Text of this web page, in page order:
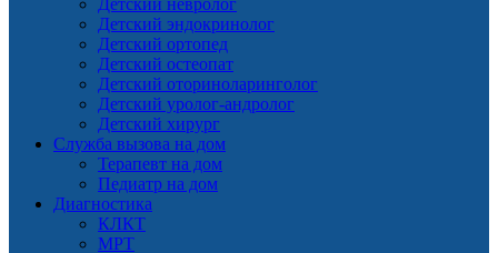
Детский невролог
Детский эндокринолог
Детский ортопед
Детский остеопат
Детский оториноларинголог
Детский уролог-андролог
Детский хирург
Служба вызова на дом
Терапевт на дом
Педиатр на дом
Диагностика
КЛКТ
МРТ